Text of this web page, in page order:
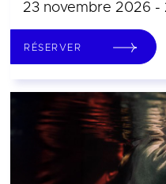
23 novembre 2026 -
RÉSERVER